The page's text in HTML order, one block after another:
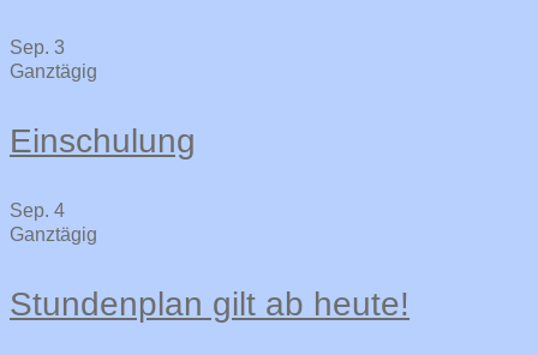
Sep. 3
Ganztägig
Einschulung
Sep. 4
Ganztägig
Stundenplan gilt ab heute!